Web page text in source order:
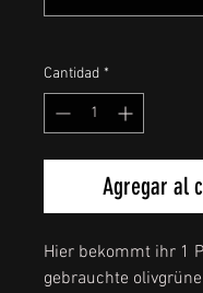
Cantidad *
Agregar al
Hier bekommt ihr 1
gebrauchte